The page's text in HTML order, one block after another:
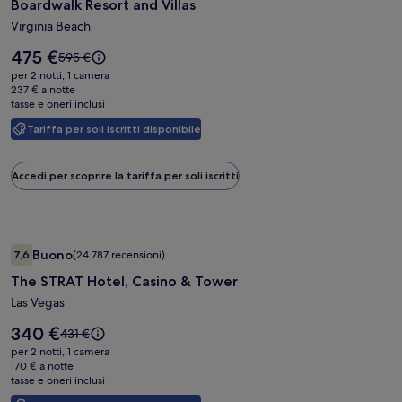
di
Boardwalk
Resort
and
Villas
Boardwalk Resort and Villas
Virginia Beach
Tariffa per soli iscritti disponibile
Il
prezzo
è
475 €
475 €Il
prezzo
era
595 €,
ottieni
maggiori
tariffa
595 €
per 2 notti, 1 camera
237 € a notte
tasse e oneri inclusi
Accedi per scoprire la tariffa per soli iscritti
fotografica
di
The
STRAT
Hotel,
Casino
&
7,67,6 su 10, Buono, (24.787 recensioni)
Buono(24.787 recensioni)
The STRAT Hotel, Casino & Tower
Las Vegas
Il
prezzo
è
340 €
340 €Il
prezzo
era
431 €,
ottieni
431 €
per 2 notti, 1 camera
170 € a notte
tasse e oneri inclusi